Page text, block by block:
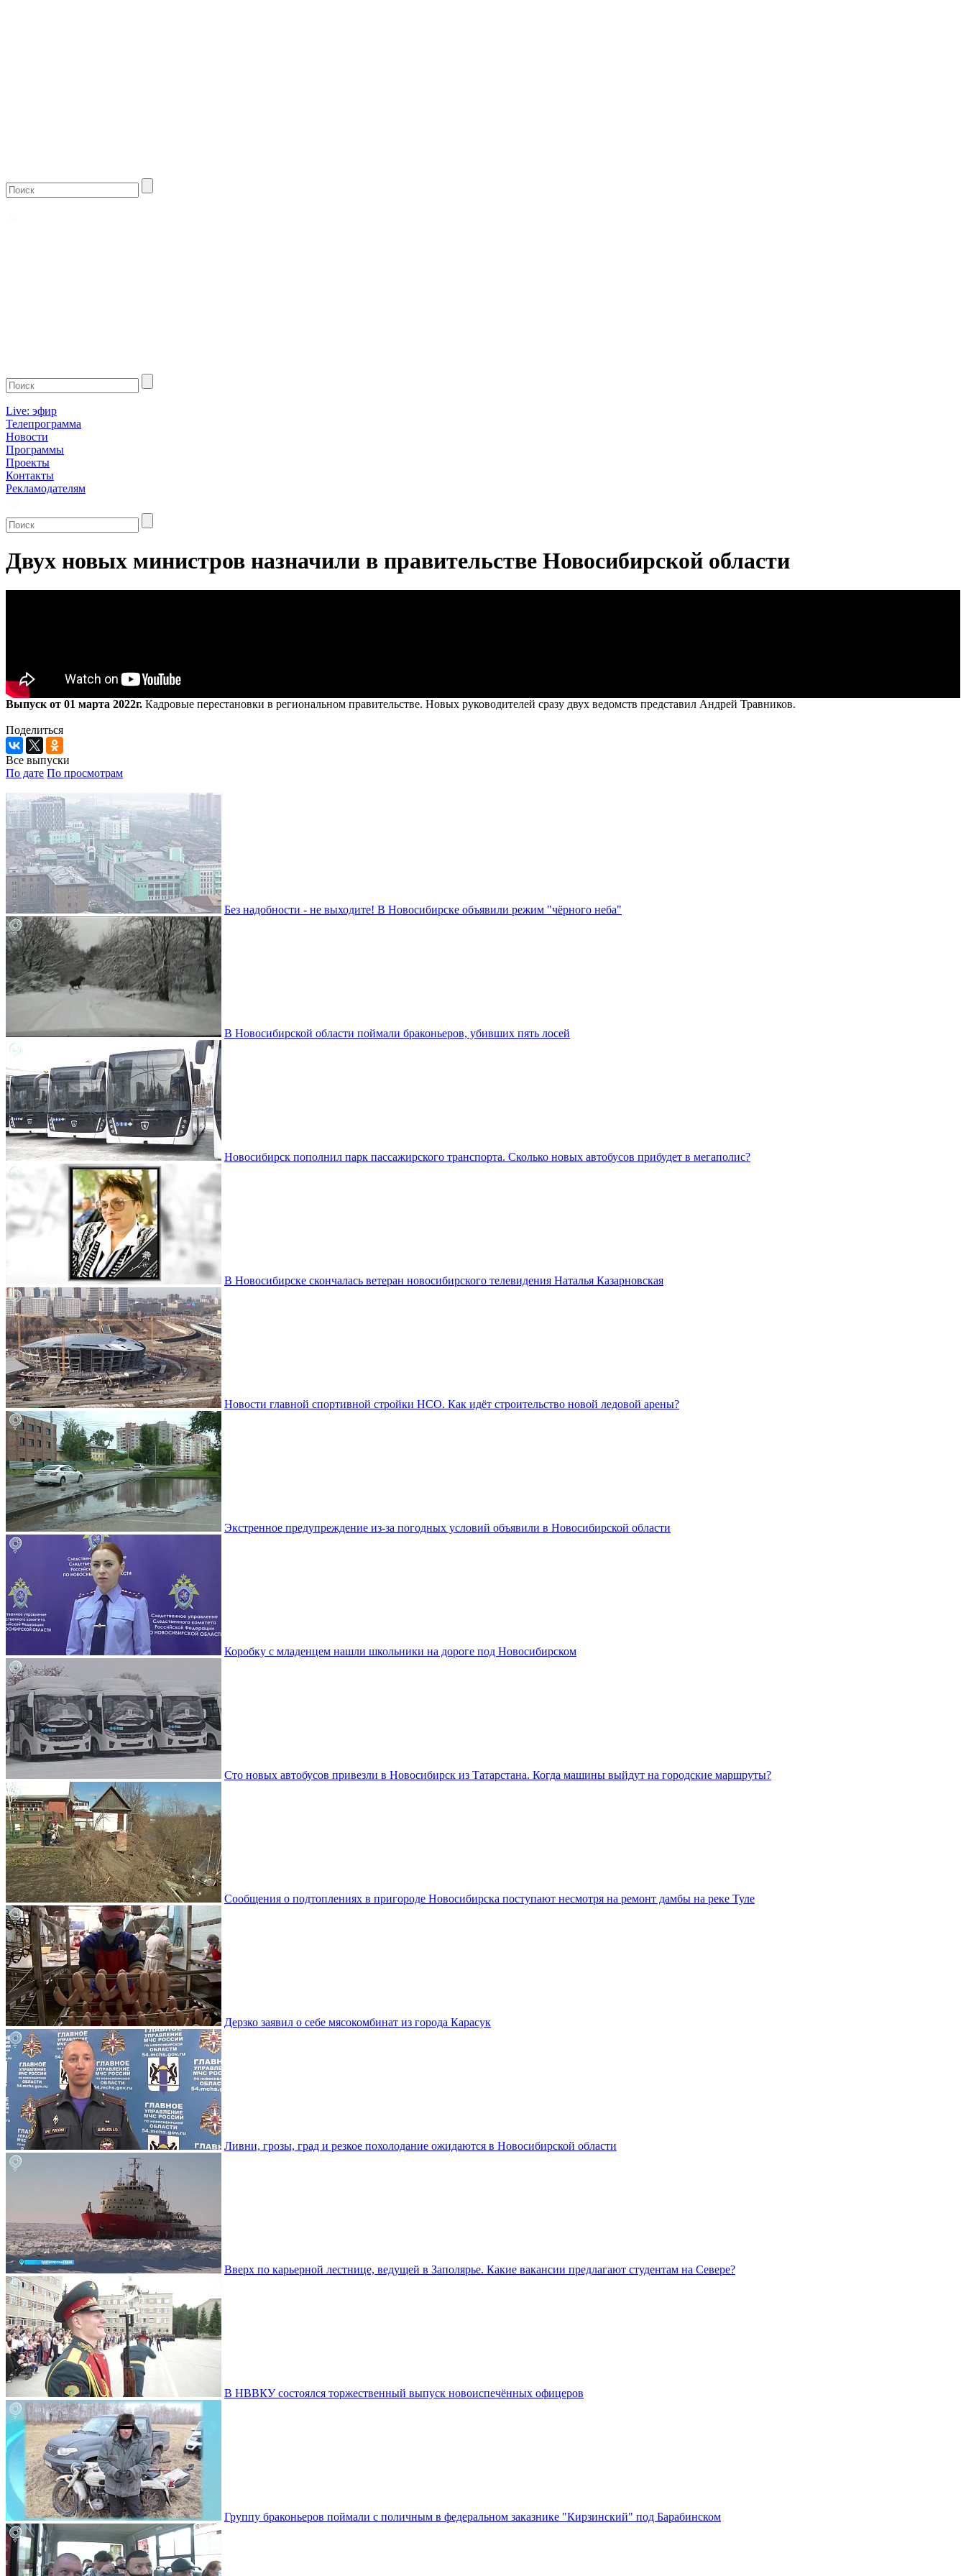
Live: эфир
Телепрограмма
Новости
Программы
Проекты
Контакты
Рекламодателям
Двух новых министров назначили в правительстве Новосибирской области
Выпуск от 01 марта 2022г. Кадровые перестановки в региональном правительстве. Новых руководителей сразу двух ведомств представил Андрей Травников.
Поделиться
Все выпуски
По дате По просмотрам
Без надобности - не выходите! В Новосибирске объявили режим "чёрного неба"
В Новосибирской области поймали браконьеров, убивших пять лосей
Новосибирск пополнил парк пассажирского транспорта. Сколько новых автобусов прибудет в мегаполис?
В Новосибирске скончалась ветеран новосибирского телевидения Наталья Казарновская
Новости главной спортивной стройки НСО. Как идёт строительство новой ледовой арены?
Экстренное предупреждение из-за погодных условий объявили в Новосибирской области
Коробку с младенцем нашли школьники на дороге под Новосибирском
Сто новых автобусов привезли в Новосибирск из Татарстана. Когда машины выйдут на городские маршруты?
Сообщения о подтоплениях в пригороде Новосибирска поступают несмотря на ремонт дамбы на реке Туле
Дерзко заявил о себе мясокомбинат из города Карасук
Ливни, грозы, град и резкое похолодание ожидаются в Новосибирской области
Вверх по карьерной лестнице, ведущей в Заполярье. Какие вакансии предлагают студентам на Севере?
В НВВКУ состоялся торжественный выпуск новоиспечённых офицеров
Группу браконьеров поймали с поличным в федеральном заказнике "Кирзинский" под Барабинском